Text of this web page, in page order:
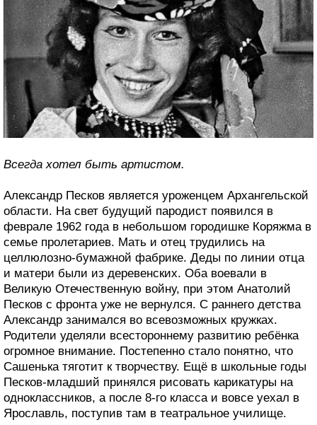
Всегда хотел быть артистом.
Александр Песков является уроженцем Архангельской
области. На свет будущий пародист появился в
феврале 1962 года в небольшом городишке Коряжма в
семье пролетариев. Мать и отец трудились на
целлюлозно-бумажной фабрике. Деды по линии отца
и матери были из деревенских. Оба воевали в
Великую Отечественную войну, при этом Анатолий
Песков с фронта уже не вернулся. С раннего детства
Александр занимался во всевозможных кружках.
Родители уделяли всестороннему развитию ребёнка
огромное внимание. Постепенно стало понятно, что
Сашенька тяготит к творчеству. Ещё в школьные годы
Песков-младший принялся рисовать карикатуры на
одноклассников, а после 8-го класса и вовсе уехал в
Ярославль, поступив там в театральное училище.